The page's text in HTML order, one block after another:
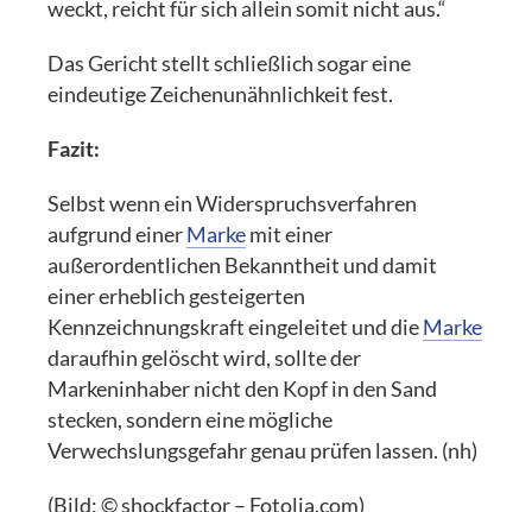
weckt, reicht für sich allein somit nicht aus.“
Das Gericht stellt schließlich sogar eine
eindeutige Zeichenunähnlichkeit fest.
Fazit:
Selbst wenn ein Widerspruchsverfahren
aufgrund einerMarkemit einer
außerordentlichen Bekanntheit und damit
einer erheblich gesteigerten
Kennzeichnungskraft eingeleitet und dieMarke
daraufhin gelöscht wird, sollte der
Markeninhaber nicht den Kopf in den Sand
stecken, sondern eine mögliche
Verwechslungsgefahr genau prüfen lassen. (nh)
(Bild: © shockfactor – Fotolia.com)